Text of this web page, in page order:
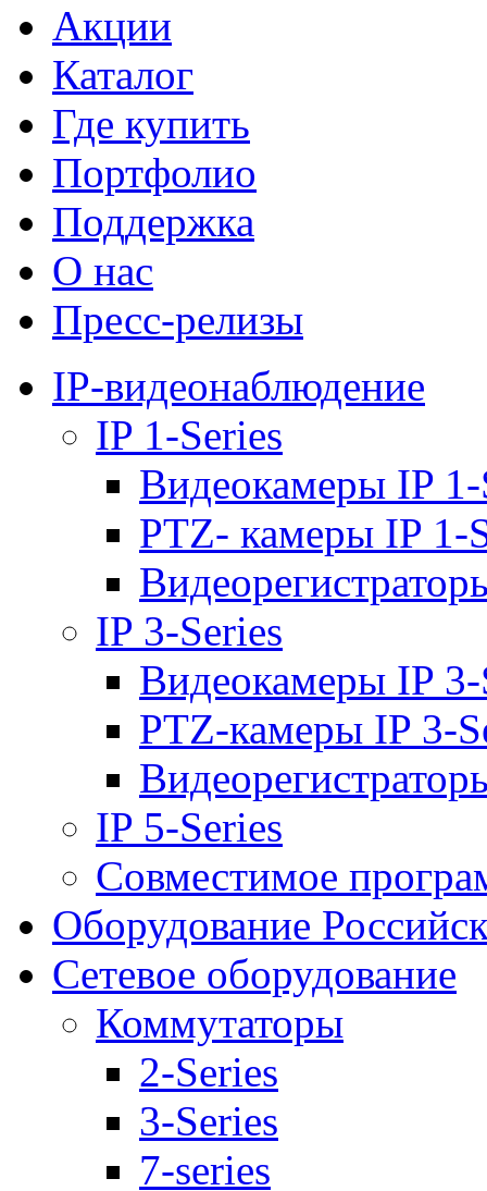
Акции
Каталог
Где купить
Портфолио
Поддержка
О нас
Пресс-релизы
IP-видеонаблюдение
IP 1-Series
Видеокамеры IP 1-
PTZ- камеры IP 1-
IP 3-Series
Видеокамеры IP 3-
PTZ-камеры IP 3-
IP 5-Series
Совместимое
Оборудование
Сетевое оборудование
Коммутаторы
2-Series
3-Series
7-series